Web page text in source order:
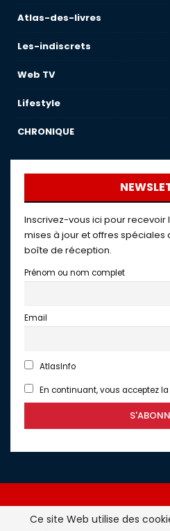
Atlas-des-livres
Les-indiscrets
Web TV
Lifestyle
CHRONIQUE
Inscrivez-vous ici pour recevoir
mises à jour et offres
boîte de réception.
Prénom ou nom complet
Email
AtlasInfo
En continuant, vous acceptez
Ce site Web utilise des